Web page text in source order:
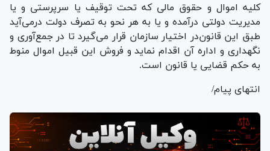
کلیه اموال و حقوق مالی که تحت توقیف یا سرپرستی و یا
مدیریت دولتی درآمده و یا به هر نحو به تصرف دولت درمی‌آید
طبق این قانون‌در اختیار سازمان قرار می‌گیرد تا در جمع‌آوری و
نگهداری و اداره آن اقدام نماید و فروش این قبیل اموال منوط
به حکم قضایی یا قانون است.
انتهای پیام/